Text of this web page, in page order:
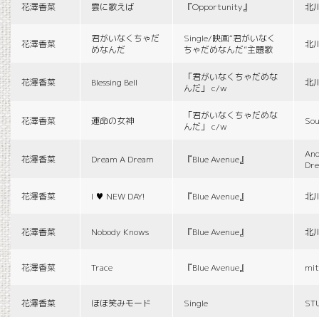
花澤香菜 雲に歌えば 『Opportunity』 北
花澤香菜
君がいなくちゃだ
めなんだ
Single/映画“君がいなく
ちゃだめなんだ”主題歌
北
花澤香菜 Blessing Bell
「君がいなくちゃだめな
んだ」 c/w
北
花澤香菜 運命の女神
「君がいなくちゃだめな
んだ」 c/w
花澤香菜 Dream A Dream 『Blue Avenue』
花澤香菜 I ♥ NEW DAY! 『Blue Avenue』 北
花澤香菜 Nobody Knows 『Blue Avenue』 北
花澤香菜 Trace 『Blue Avenue』
花澤香菜 ほほ笑みモード Single